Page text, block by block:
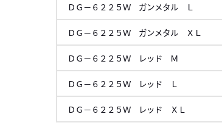
ＤＧ－６２２５Ｗ ガンメタル Ｌ
ＤＧ－６２２５Ｗ ガンメタル ＸＬ
ＤＧ－６２２５Ｗ レッド Ｍ
ＤＧ－６２２５Ｗ レッド Ｌ
ＤＧ－６２２５Ｗ レッド ＸＬ